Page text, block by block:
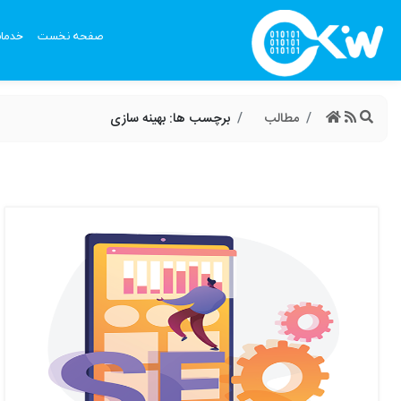
صفحه نخست
مطالب برچسب ها: بهینه سازی